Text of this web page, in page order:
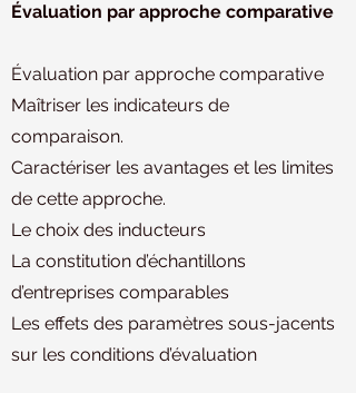
Évaluation par approche comparative
Évaluation par approche comparative
Maîtriser les indicateurs de
comparaison.
Caractériser les avantages et les limites
de cette approche.
Le choix des inducteurs
La constitution d’échantillons
d’entreprises comparables
Les effets des paramètres sous-jacents
sur les conditions d’évaluation